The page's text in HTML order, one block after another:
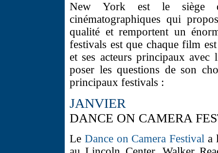
New York est le siège
cinématographiques qui
qualité et remportent un
festivals est que chaque film
et ses acteurs principaux
poser les questions de son
principaux festivals :
JANVIER
DANCE ON CAMERA
Le Dance on Camera Festival a